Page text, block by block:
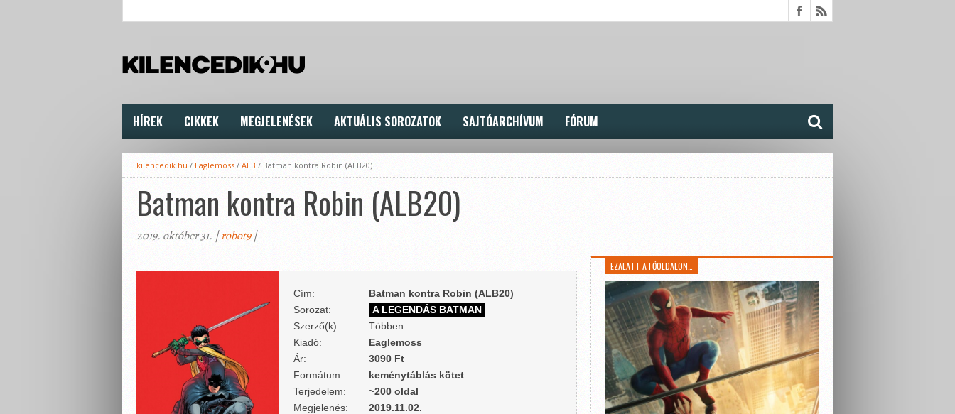
HÍREK CIKKEK MEGJELENÉSEK AKTUÁLIS SOROZATOK SAJTÓARCHÍVUM FÓRUM
kilencedik.hu / Eaglemoss / ALB / Batman kontra Robin (ALB20)
Batman kontra Robin (ALB20)
2019. október 31. |robot9|
Cím:
Batman kontra Robin (ALB20)
Sorozat:
A LEGENDÁS BATMAN
Szerző(k):
Többen
Kiadó:
Eaglemoss
Ár:
3090 Ft
Formátum:
keménytáblás kötet
Terjedelem:
~200 oldal
Megjelenés:
2019.11.02.
EZALATT A FŐOLDALON…